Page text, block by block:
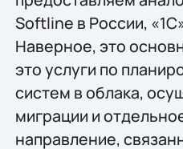
Softline в России,
Наверное, это
это услуги по
систем в облака,
миграции и
направление,